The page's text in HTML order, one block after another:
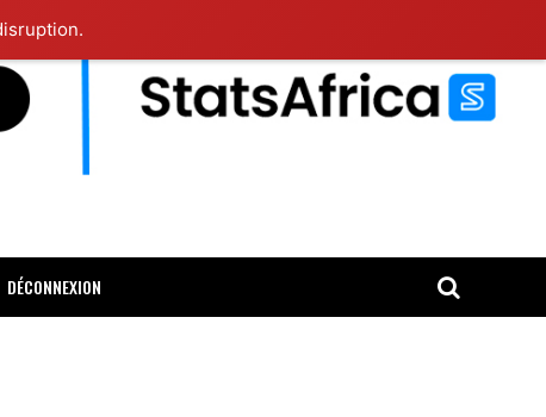
DÉCONNEXION